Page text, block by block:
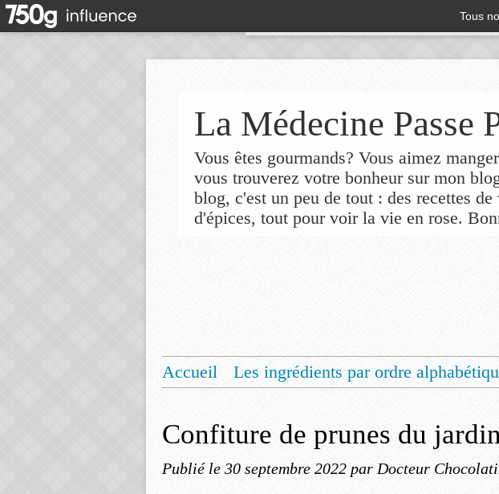
Tous
La Médecine Passe
Vous êtes gourmands? Vous aimez
vous trouverez votre bonheur sur mon
blog, c'est un peu de tout : des recettes
d'épices, tout pour voir la vie en rose.
Accueil Les ingrédients par ordre
Confiture de prunes du
Publié le 30 septembre 2022 par Docteur